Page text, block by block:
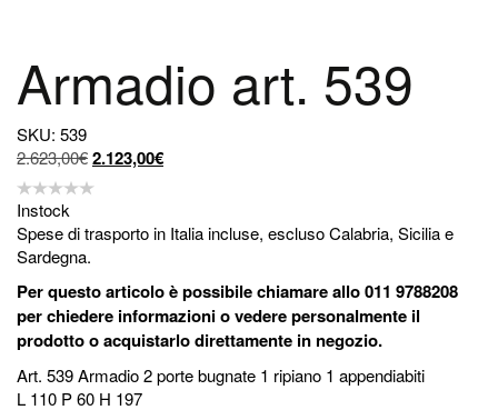
Armadio art. 539
SKU: 539
2.623,00€Il
era:
2.623,00€.
2.123,00€Il
è:
Instock
Spese di trasporto in Italia incluse, escluso Calabria, Sicilia e
Sardegna.
Per questo articolo è possibile chiamare allo 011 9788208
per chiedere informazioni o vedere personalmente il
prodotto o acquistarlo direttamente in negozio.
Art. 539 Armadio 2 porte bugnate 1 ripiano 1 appendiabiti
L 110 P 60 H 197